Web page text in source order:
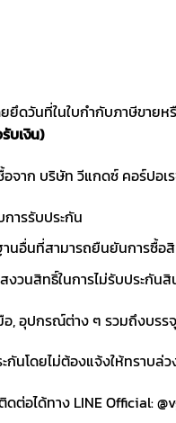
ดวันที่ในใบกำกับภาษีขายห
บเงิน)
จาก บริษัท วีแกดซ์ คอร์ปอเ
ารรับประกัน
อื่นที่สามารถยืนยันการซื้
วนสิทธิ์ในการไม่รับประกัน
, อุปกรณ์ต่าง ๆ รวมถึงบ
นโดยไม่ต้องแจ้งให้ทราบล่ว
อได้ทาง LINE Official: